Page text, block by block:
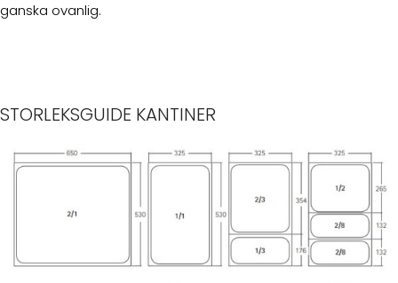
ganska ovanlig.
STORLEKSGUIDE KANTINER